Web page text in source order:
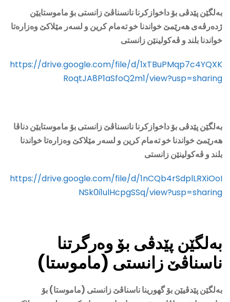
ژدەرڤەی هەرێمێ خواندنا خو تەمام کرين و لسەر مێلاکێ وەزارەتا
خواندنا بلند و ڤەکولينێنزانستی
https://drive.google.com/file/d/1xTBuPMqp7c4YQXK
RoqtJA8P1aSfoQ2m1/view?usp=sharing
هەرێمێ خواندنا خو تەمام کرين و لسەر مێلاکێ وەزارەتا خواندنا
بلند و ڤەکولينێنزانستی
https://drive.google.com/file/d/1nCQb4rSdplLRXiOoI
NSk0i1ulHcpgSSq/view?usp=sharing
بەلگێن پێدڤی بۆ وەرگرتنا
ناسناڤێ زانستی (ماموستا)
بەلگێن پێدڤيێن بۆ گهورينا ناسناڤێ زانستی (ماموستا) بۆ